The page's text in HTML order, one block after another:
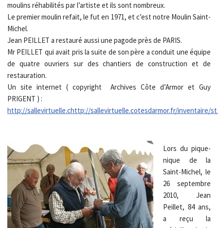
moulins réhabilités par l’artiste et ils sont nombreux.
Le premier moulin refait, le fut en 1971, et c’est notre Moulin Saint-
Michel.
Jean PEILLET a restauré aussi une pagode près de PARIS.
Mr PEILLET qui avait pris la suite de son père a conduit une équipe
de quatre ouvriers sur des chantiers de construction et de
restauration.
Un site internet ( copyright Archives Côte d’Armor et Guy
PRIGENT ) :
http://sallevirtuelle.chttp://sallevirtuelle.cotesdarmor.fr/inventaire/
Lors du pique-
nique de la
Saint-Michel, le
26 septembre
2010, Jean
Peillet, 84 ans,
a reçu la